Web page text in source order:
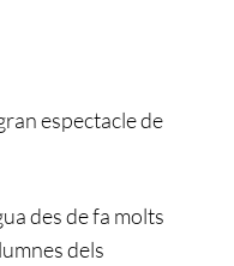
espectacle de
des de fa molts
dels